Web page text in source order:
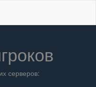
серверов: